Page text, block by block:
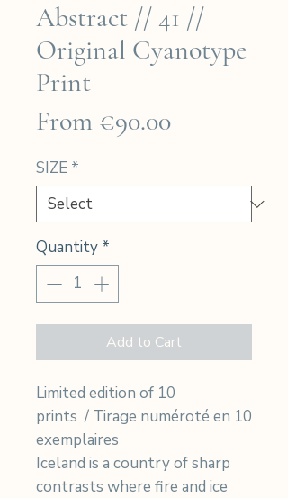
Abstract // 41 //
Original Cyanotype
Print
From €90.00Sale
SIZE *
Quantity *
Add to Cart
Limited edition of 10
prints / Tirage numéroté en 10
exemplaires
Iceland is a country of sharp
contrasts where fire and ice